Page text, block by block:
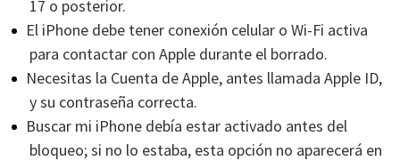
17 o posterior.
El iPhone debe tener conexión celular o Wi-Fi activa
para contactar con Apple durante el borrado.
Necesitas la Cuenta de Apple, antes llamada Apple ID,
y su contraseña correcta.
Buscar mi iPhone debía estar activado antes del
bloqueo; si no lo estaba, esta opción no aparecerá en